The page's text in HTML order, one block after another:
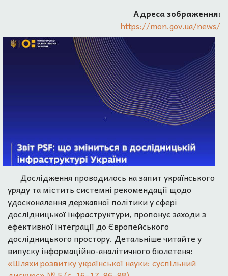
Адреса зображення:
https://mon.gov.ua/news/
Дослідження проводилось на запит українського
уряду та містить системні рекомендації щодо
удосконалення державної політики у сфері
дослідницької інфраструктури, пропонує заходи з
ефективної інтеграції до Європейського
дослідницького простору. Детальніше читайте у
випуску інформаційно-аналітичного бюлетеня:
«Шляхи розвитку української науки: суспільний